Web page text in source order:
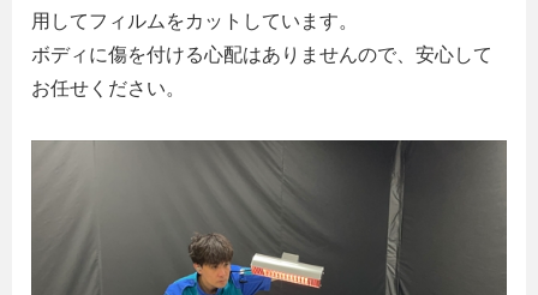
用してフィルムをカットしています。
ボディに傷を付ける心配はありませんので、安心して
お任せください。